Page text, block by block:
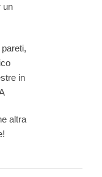
un
in
altra